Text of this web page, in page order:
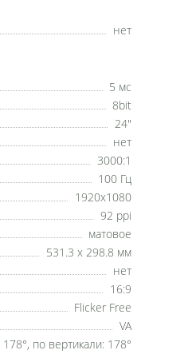
нет
5 мс
8bit
24"
нет
3000:1
100 Гц
1920x1080
92 ppi
матовое
531.3 x 298.8 мм
нет
16:9
Flicker Free
VA
по вертикали: 178°